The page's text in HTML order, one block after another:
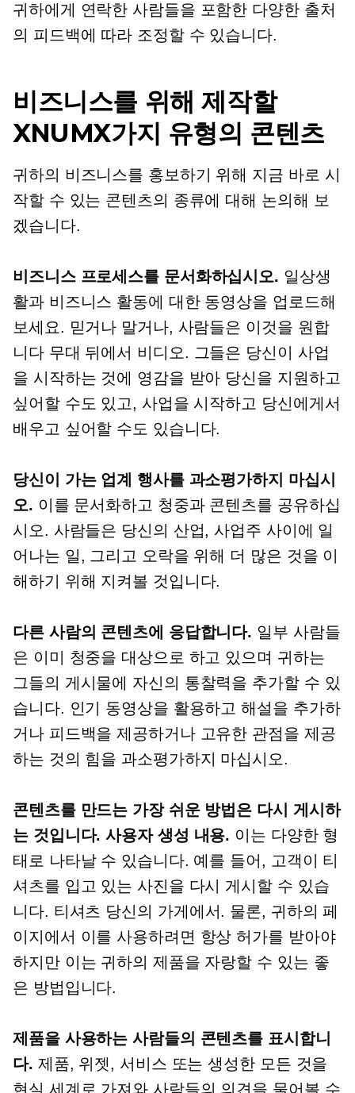
귀하에게 연락한 사람들을 포함한 다양한 출처
의 피드백에 따라 조정할 수 있습니다.
비즈니스를 위해 제작할
XNUMX가지 유형의 콘텐츠
귀하의 비즈니스를 홍보하기 위해 지금 바로 시
작할 수 있는 콘텐츠의 종류에 대해 논의해 보
겠습니다.
비즈니스 프로세스를 문서화하십시오. 일상생
활과 비즈니스 활동에 대한 동영상을 업로드해
보세요. 믿거나 말거나, 사람들은 이것을 원합
니다 무대 뒤에서 비디오. 그들은 당신이 사업
을 시작하는 것에 영감을 받아 당신을 지원하고
싶어할 수도 있고, 사업을 시작하고 당신에게서
배우고 싶어할 수도 있습니다.
당신이 가는 업계 행사를 과소평가하지 마십시
오. 이를 문서화하고 청중과 콘텐츠를 공유하십
시오. 사람들은 당신의 산업, 사업주 사이에 일
어나는 일, 그리고 오락을 위해 더 많은 것을 이
해하기 위해 지켜볼 것입니다.
다른 사람의 콘텐츠에 응답합니다. 일부 사람들
은 이미 청중을 대상으로 하고 있으며 귀하는
그들의 게시물에 자신의 통찰력을 추가할 수 있
습니다. 인기 동영상을 활용하고 해설을 추가하
거나 피드백을 제공하거나 고유한 관점을 제공
하는 것의 힘을 과소평가하지 마십시오.
콘텐츠를 만드는 가장 쉬운 방법은 다시 게시하
는 것입니다.사용자 생성 내용. 이는 다양한 형
태로 나타날 수 있습니다. 예를 들어, 고객이 티
셔츠를 입고 있는 사진을 다시 게시할 수 있습
니다. 티셔츠 당신의 가게에서. 물론, 귀하의 페
이지에서 이를 사용하려면 항상 허가를 받아야
하지만 이는 귀하의 제품을 자랑할 수 있는 좋
은 방법입니다.
제품을 사용하는 사람들의 콘텐츠를 표시합니
다. 제품, 위젯, 서비스 또는 생성한 모든 것을
현실 세계로 가져와 사람들의 의견을 물어볼 수